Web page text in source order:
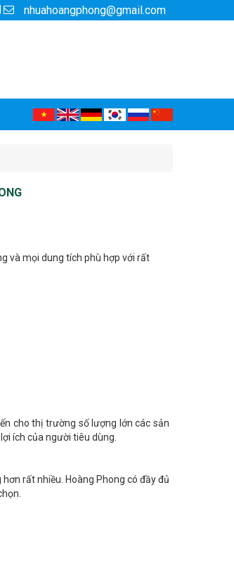
nhuahoangphong@gmail.com
và mọi dung tích phù hợp với rất
cho thị trường số lượng lớn các sản
ích của người tiêu dùng.
rất nhiều. Hoàng Phong có đầy đủ